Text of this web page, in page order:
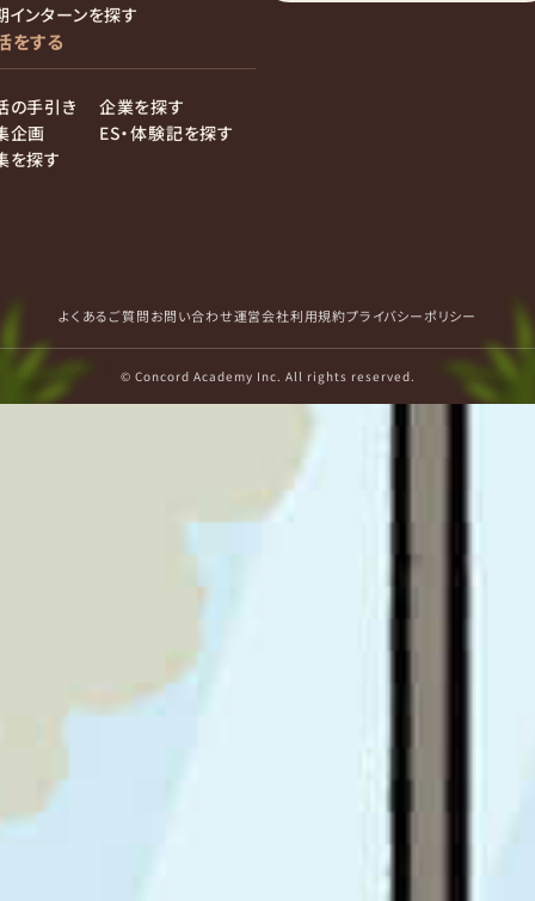
インターンを探す
をする
の手引き
企画
を探す
企業を探す
ES・体験記を探す
よくあるご質問お問い合わせ運営会社利用規約プライバシーポリシー
© Concord Academy Inc. All rights reserved.